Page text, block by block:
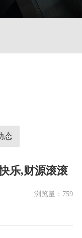
态
乐,财源滚滚
浏览量： 759